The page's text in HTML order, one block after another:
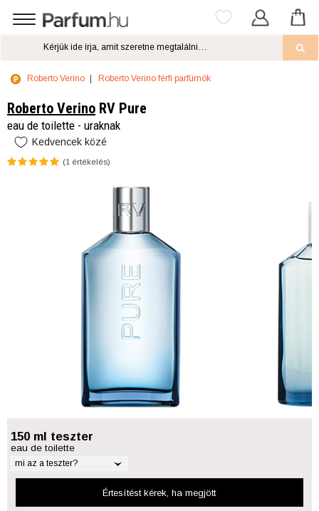
Roberto Verino Roberto Verino férfi parfümök
Roberto Verino RV Pure
eau de toilette - uraknak
Kedvencek közé
(1 értékelés)
150 ml teszter
eau de toilette
mi az a teszter?
Értesítést kérek, ha megjött